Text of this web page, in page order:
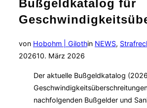
umschalten
Bußgeldkatalog für
von Hobohm | Gilothin NEWS,
202610. März 2026
Der aktuelle Bußgeldkatalog
nachfolgenden Bußgelder und